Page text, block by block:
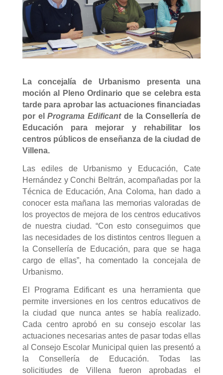
La concejalía de Urbanismo presenta una
moción al Pleno Ordinario que se celebra esta
tarde para aprobar las actuaciones financiadas
por elPrograma Edificantde la Consellería de
Educación para mejorar y rehabilitar los
centros públicos de enseñanza de la ciudad de
Villena.
Las ediles de Urbanismo y Educación, Cate
Hernández y Conchi Beltrán, acompañadas por la
Técnica de Educación, Ana Coloma, han dado a
conocer esta mañana las memorias valoradas de
los proyectos de mejora de los centros educativos
de nuestra ciudad. “Con esto conseguimos que
las necesidades de los distintos centros lleguen a
la Consellería de Educación, para que se haga
cargo de ellas”, ha comentado la concejala de
Urbanismo.
El Programa Edificant es una herramienta que
permite inversiones en los centros educativos de
la ciudad que nunca antes se había realizado.
Cada centro aprobó en su consejo escolar las
actuaciones necesarias antes de pasar todas ellas
al Consejo Escolar Municipal quien las presentó a
la Consellería de Educación. Todas las
solicitiudes de Villena fueron aprobadas el